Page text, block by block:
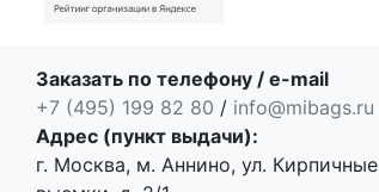
Заказать по телефону / e-mail
+7 (495) 199 82 80 / info@mibags.ru
Адрес (пункт выдачи):
г. Москва, м. Аннино, ул. Кирпичные